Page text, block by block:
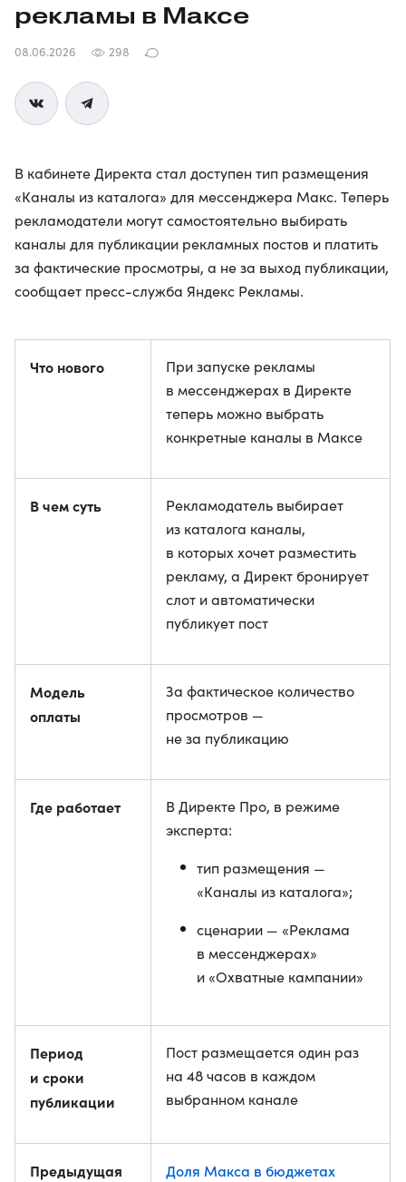
рекламы в Максе
08.06.2026 298
В кабинете Директа стал доступен тип размещения
«Каналы из каталога» для мессенджера Макс. Теперь
рекламодатели могут самостоятельно выбирать
каналы для публикации рекламных постов и платить
за фактические просмотры, а не за выход публикации,
сообщает пресс-служба Яндекс Рекламы.
Что нового
При запуске рекламы
в мессенджерах в Директе
теперь можно выбрать
конкретные каналы в Максе
В чем суть
Рекламодатель выбирает
из каталога каналы,
в которых хочет разместить
рекламу, а Директ бронирует
слот и автоматически
публикует пост
Модель
оплаты
За фактическое количество
просмотров —
не за публикацию
Где работает
В Директе Про, в режиме
эксперта:
тип размещения —
«Каналы из каталога»;
сценарии — «Реклама
в мессенджерах»
и «Охватные кампании»
Период
и сроки
публикации
Пост размещается один раз
на 48 часов в каждом
выбранном канале
Предыдущая
Доля Макса в бюджетах